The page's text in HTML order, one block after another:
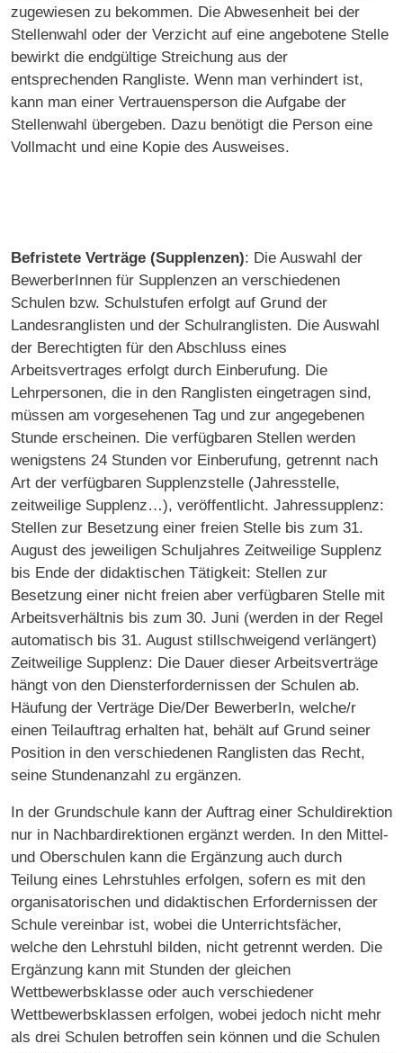
zugewiesen zu bekommen. Die Abwesenheit bei der
Stellenwahl oder der Verzicht auf eine angebotene Stelle
bewirkt die endgültige Streichung aus der
entsprechenden Rangliste. Wenn man verhindert ist,
kann man einer Vertrauensperson die Aufgabe der
Stellenwahl übergeben. Dazu benötigt die Person eine
Vollmacht und eine Kopie des Ausweises.
Befristete Verträge (Supplenzen): Die Auswahl der
BewerberInnen für Supplenzen an verschiedenen
Schulen bzw. Schulstufen erfolgt auf Grund der
Landesranglisten und der Schulranglisten. Die Auswahl
der Berechtigten für den Abschluss eines
Arbeitsvertrages erfolgt durch Einberufung. Die
Lehrpersonen, die in den Ranglisten eingetragen sind,
müssen am vorgesehenen Tag und zur angegebenen
Stunde erscheinen. Die verfügbaren Stellen werden
wenigstens 24 Stunden vor Einberufung, getrennt nach
Art der verfügbaren Supplenzstelle (Jahresstelle,
zeitweilige Supplenz…), veröffentlicht. Jahressupplenz:
Stellen zur Besetzung einer freien Stelle bis zum 31.
August des jeweiligen Schuljahres Zeitweilige Supplenz
bis Ende der didaktischen Tätigkeit: Stellen zur
Besetzung einer nicht freien aber verfügbaren Stelle mit
Arbeitsverhältnis bis zum 30. Juni (werden in der Regel
automatisch bis 31. August stillschweigend verlängert)
Zeitweilige Supplenz: Die Dauer dieser Arbeitsverträge
hängt von den Diensterfordernissen der Schulen ab.
Häufung der Verträge Die/Der BewerberIn, welche/r
einen Teilauftrag erhalten hat, behält auf Grund seiner
Position in den verschiedenen Ranglisten das Recht,
seine Stundenanzahl zu ergänzen.
In der Grundschule kann der Auftrag einer Schuldirektion
nur in Nachbardirektionen ergänzt werden. In den Mittel-
und Oberschulen kann die Ergänzung auch durch
Teilung eines Lehrstuhles erfolgen, sofern es mit den
organisatorischen und didaktischen Erfordernissen der
Schule vereinbar ist, wobei die Unterrichtsfächer,
welche den Lehrstuhl bilden, nicht getrennt werden. Die
Ergänzung kann mit Stunden der gleichen
Wettbewerbsklasse oder auch verschiedener
Wettbewerbsklassen erfolgen, wobei jedoch nicht mehr
als drei Schulen betroffen sein können und die Schulen